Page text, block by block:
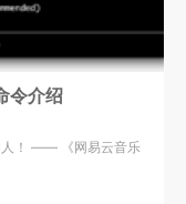
令介绍
人！ —— 《网易云音乐